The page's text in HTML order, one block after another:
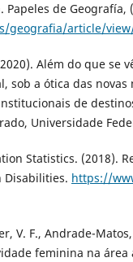
Papeles de Geografía,
geografia/article/
Além do que se
sob a ótica das novas
de
Universidade
Statistics. (2018).
Disabilities. https://
V. F., Andrade-
feminina na